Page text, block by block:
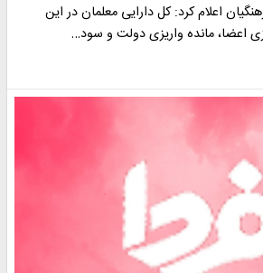
اعلام کرد: کل دارایی معلمان در این
مانده واریزی دولت و سود…